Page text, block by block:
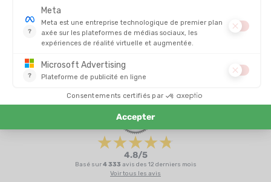
EN STOCK - EXPÉDIÉ EN 24/48H
280,00 € -37% 503,90
Il n'y a pas encore d'avis sur ce produit
4.8/5
Basé sur4 333 avis des 12 derniers mois
Voir tous les avis